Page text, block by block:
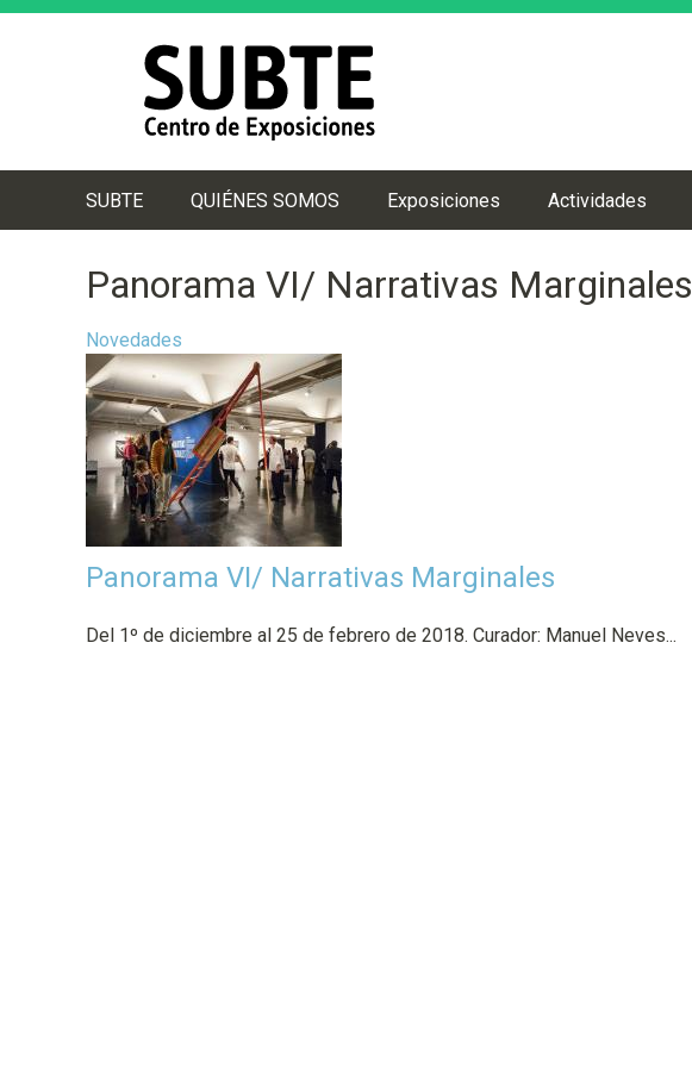
Panorama VI/ Narrativas Marginales
Novedades
Panorama VI/ Narrativas Marginales
Del 1º de diciembre al 25 de febrero de 2018. Curador: Manuel Neves...
n
p
r
i
n
c
p
a
l
SUBTE QUIÉNES SOMOS Exposiciones Actividades